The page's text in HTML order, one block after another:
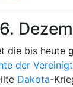
die bis heute
der
Dakota-